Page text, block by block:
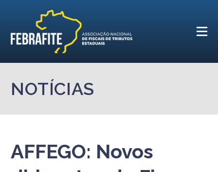
NOTÍCIAS
AFFEGO: Novos